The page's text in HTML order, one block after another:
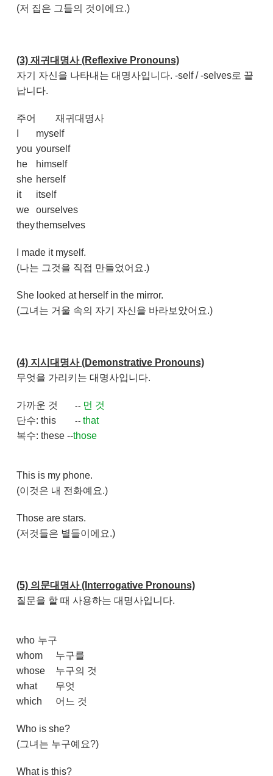
(저 집은 그들의 것이에요.)
(3) 재귀대명사 (Reflexive Pronouns)
자기 자신을 나타내는 대명사입니다. -self / -selves로 끝
납니다.
주어
재귀대명사
myself
you yourself
he
himself
she herself
it
itself
we
ourselves
theythemselves
I made it myself.
(나는 그것을 직접 만들었어요.)
She looked at herself in the mirror.
(그녀는 거울 속의 자기 자신을 바라보았어요.)
(4) 지시대명사 (Demonstrative Pronouns)
무엇을 가리키는 대명사입니다.
가까운 것 -- 먼 것
단수: this
-- that
복수: these --those
This is my phone.
(이것은 내 전화예요.)
Those are stars.
(저것들은 별들이에요.)
(5) 의문대명사 (Interrogative Pronouns)
질문을 할 때 사용하는 대명사입니다.
who 누구
whom
누구를
whose
누구의 것
what
무엇
which
어느 것
Who is she?
(그녀는 누구예요?)
What is this?